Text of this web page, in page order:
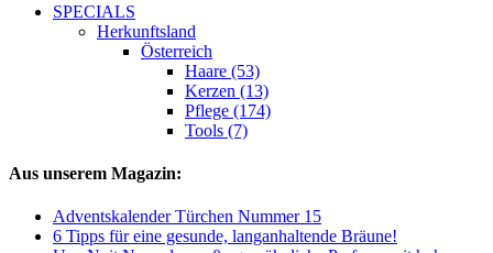
SPECIALS
Herkunftsland
Österreich
Haare (53)
Kerzen (13)
Pflege (174)
Tools (7)
Aus unserem Magazin:
Adventskalender Türchen Nummer 15
6 Tipps für eine gesunde, langanhaltende Bräune!